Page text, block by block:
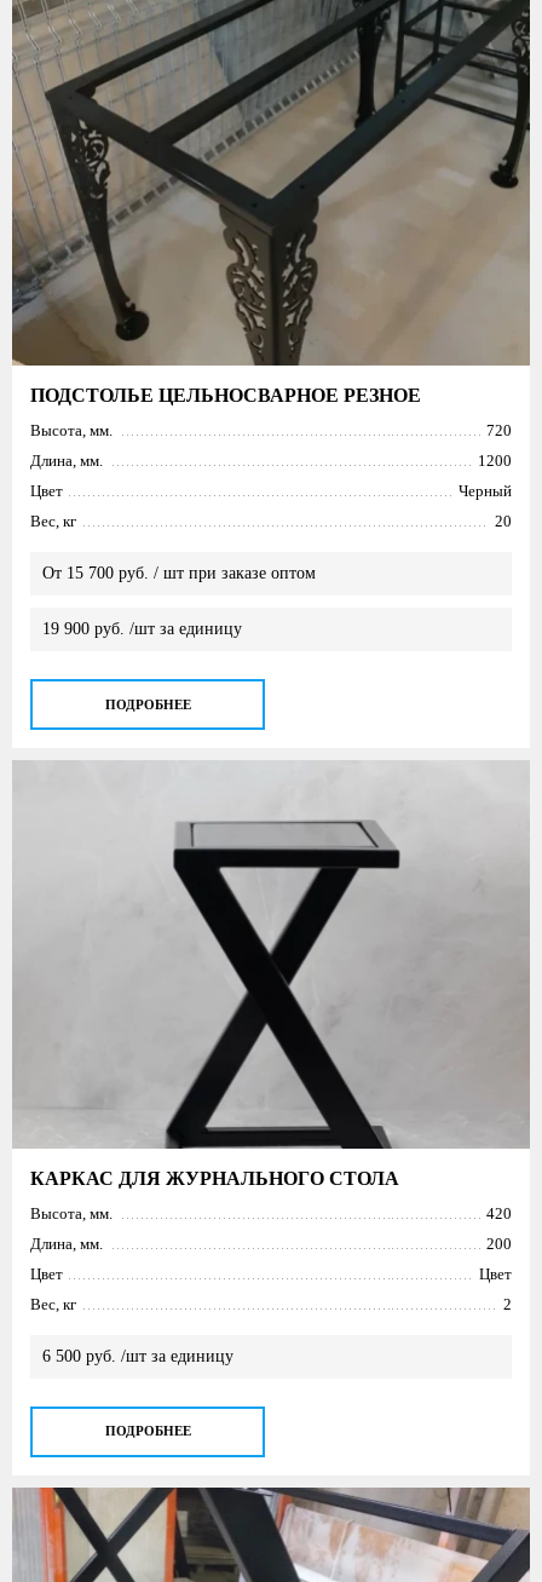
ПОДСТОЛЬЕ ЦЕЛЬНОСВАРНОЕ РЕЗНОЕ
Высота, мм.
720
Длина, мм.
1200
Цвет
Черный
Вес, кг
20
От 15 700 руб. / шт при заказе оптом
19 900 руб. /шт за единицу
ПОДРОБНЕЕ
КАРКАС ДЛЯ ЖУРНАЛЬНОГО СТОЛА
Высота, мм.
420
Длина, мм.
200
Цвет
Цвет
Вес, кг
2
6 500 руб. /шт за единицу
ПОДРОБНЕЕ